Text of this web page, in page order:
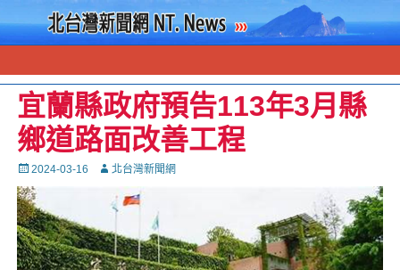
宜蘭縣政府預告113年3月縣
鄉道路面改善工程
Posted
on
2024-03-16 Autor北台灣新聞網